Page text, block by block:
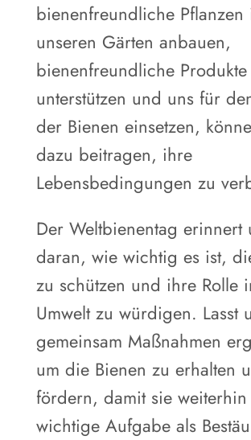
bienenfreundliche Pflanzen
unseren Gärten anbauen,
bienenfreundliche Produkte
unterstützen und uns für
der Bienen einsetzen,
dazu beitragen, ihre
Lebensbedingungen zu
Der Weltbienentag erinnert
daran, wie wichtig es ist,
zu schützen und ihre Rolle
Umwelt zu würdigen. Lasst
gemeinsam Maßnahmen
um die Bienen zu erhalten
fördern, damit sie
wichtige Aufgabe als